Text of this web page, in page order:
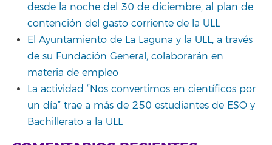
desde la noche del 30 de diciembre, al plan de
contención del gasto corriente de la ULL
El Ayuntamiento de La Laguna y la ULL, a través
de su Fundación General, colaborarán en
materia de empleo
La actividad “Nos convertimos en científicos por
un día” trae a más de 250 estudiantes de ESO y
Bachillerato a la ULL